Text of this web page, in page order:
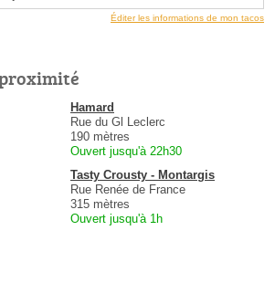
Éditer les informations de mon tacos
Hamard
Rue du Gl Leclerc
190 mètres
Ouvert jusqu'à 22h30
Tasty Crousty - Montargis
Rue Renée de France
315 mètres
Ouvert jusqu'à 1h